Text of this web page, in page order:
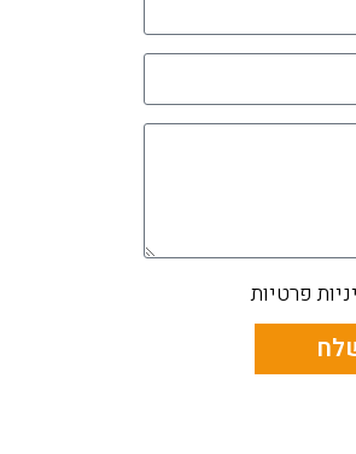
פרטיות